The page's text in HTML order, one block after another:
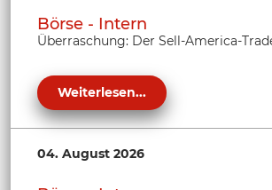
Börse - Intern
Überraschung: Der Sell-America-
Weiterlesen...
04. August 2026